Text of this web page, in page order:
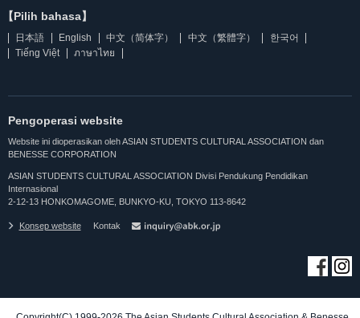
【Pilih bahasa】
日本語 English 中文（简体字） 中文（繁體字）
한국어
Tiếng Việt
ภาษาไทย
Pengoperasi website
Website ini dioperasikan oleh ASIAN STUDENTS CULTURAL ASSOCIATION dan
BENESSE CORPORATION
ASIAN STUDENTS CULTURAL ASSOCIATION Divisi Pendukung Pendidikan
Internasional
2-12-13 HONKOMAGOME, BUNKYO-KU, TOKYO 113-8642
Konsep website Kontak